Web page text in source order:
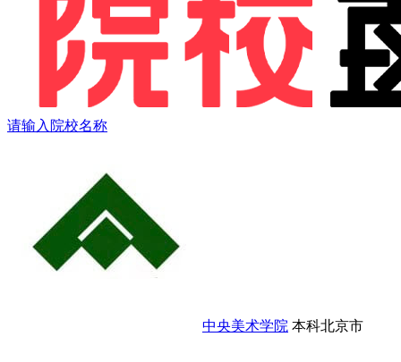
请输入院校名称
中央美术学院 本科北京市